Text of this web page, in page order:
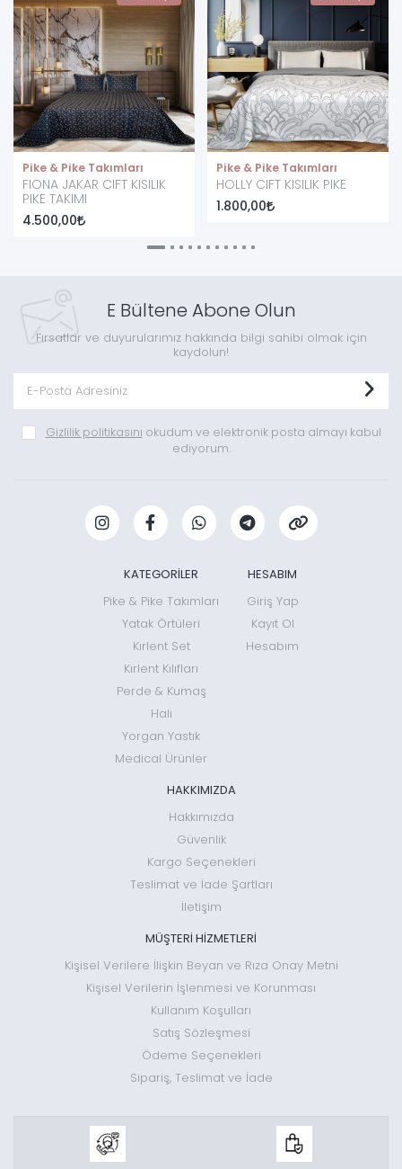
Pike & Pike Takımları
FIONA JAKAR CIFT KISILIK
PIKE TAKIMI
4.500,00
Pike & Pike Takımları
HOLLY CIFT KISILIK PIKE
1.800,00
E Bültene Abone Olun
Fırsatlar ve duyurularımız hakkında bilgi sahibi olmak için
kaydolun!
Gizlilik politikasını okudum ve elektronik posta almayı kabul
ediyorum.
KATEGORİLER
Pike & Pike Takımları
Yatak Örtüleri
Kırlent Set
Kırlent Kılıfları
Perde & Kumaş
Halı
Yorgan Yastık
Medical Ürünler
HESABIM
Giriş Yap
Kayıt Ol
Hesabım
HAKKIMIZDA
Hakkımızda
Güvenlik
Kargo Seçenekleri
Teslimat ve İade Şartları
İletişim
MÜŞTERİ HİZMETLERİ
Kişisel Verilere İlişkin Beyan ve Rıza Onay Metni
Kişisel Verilerin İşlenmesi ve Korunması
Kullanım Koşulları
Satış Sözleşmesi
Ödeme Seçenekleri
Sipariş, Teslimat ve İade